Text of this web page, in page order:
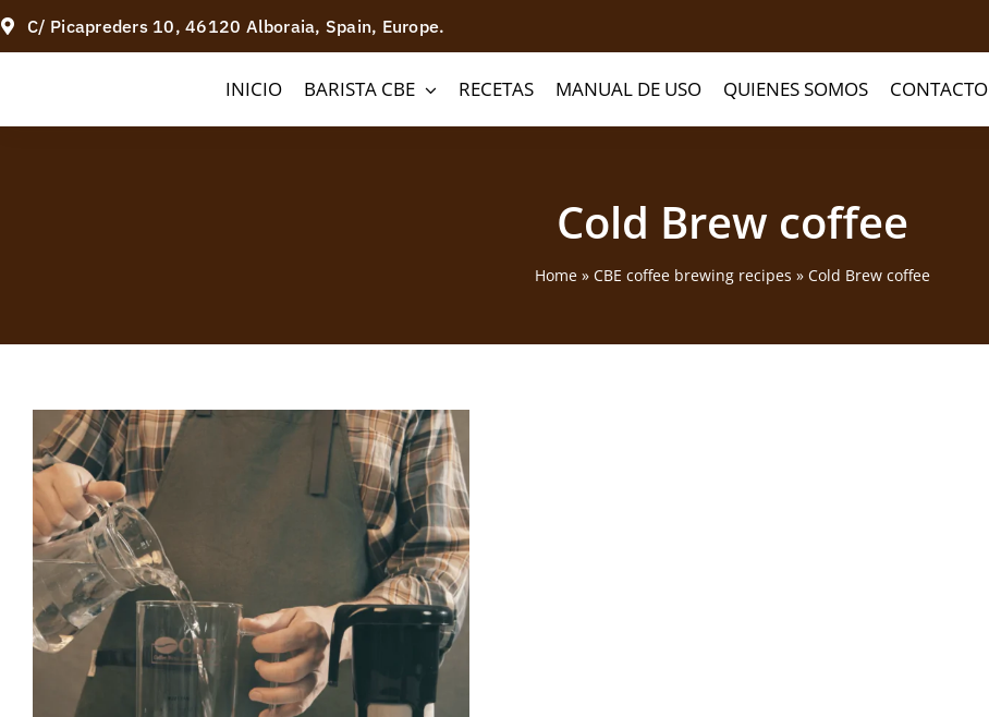
Saltar
al
C/ Picapreders 10, 46120 Alboraia, Spain, Europe.
INICIO BARISTA CBE RECETAS MANUAL DE USO QUIENES SOMOS CONTACTO
Cold Brew coffee
Home» CBE coffee brewing recipes » Cold Brew coffee
Café frio